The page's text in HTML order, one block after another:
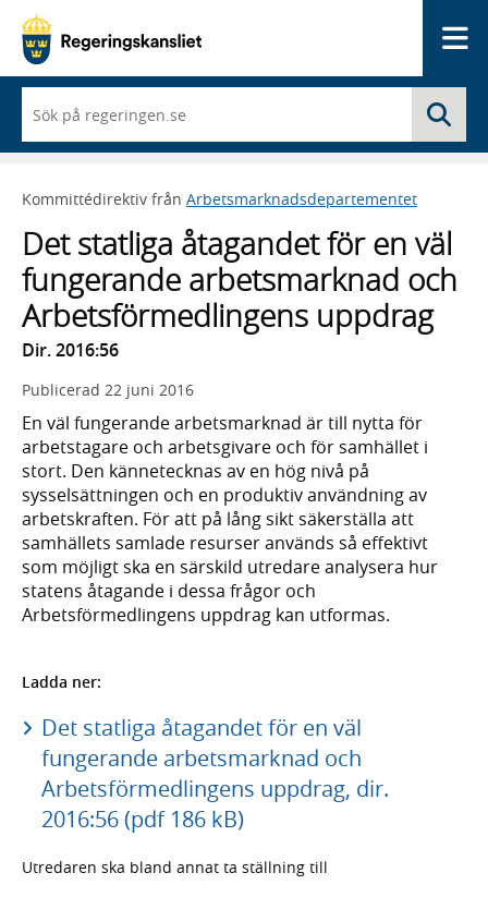
du
börjar
skriva
framträder
lista
med
sökförslag
Kommittédirektiv från Arbetsmarknadsdepartementet
Det statliga åtagandet för en väl
fungerande arbetsmarknad och
Arbetsförmedlingens uppdrag
Dir. 2016:56
Publicerad 22 juni 2016
En väl fungerande arbetsmarknad är till nytta för
arbetstagare och arbetsgivare och för samhället i
stort. Den kännetecknas av en hög nivå på
sysselsättningen och en produktiv användning av
arbetskraften. För att på lång sikt säkerställa att
samhällets samlade resurser används så effektivt
som möjligt ska en särskild utredare analysera hur
statens åtagande i dessa frågor och
Arbetsförmedlingens uppdrag kan utformas.
Ladda ner:
Det statliga åtagandet för en väl
fungerande arbetsmarknad och
Arbetsförmedlingens uppdrag, dir.
2016:56 (pdf 186 kB)
Utredaren ska bland annat ta ställning till